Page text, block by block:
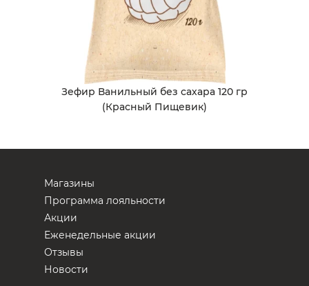
Зефир Ванильный без сахара 120 гр
(Красный Пищевик)
Магазины
Программа лояльности
Акции
Еженедельные акции
Отзывы
Новости